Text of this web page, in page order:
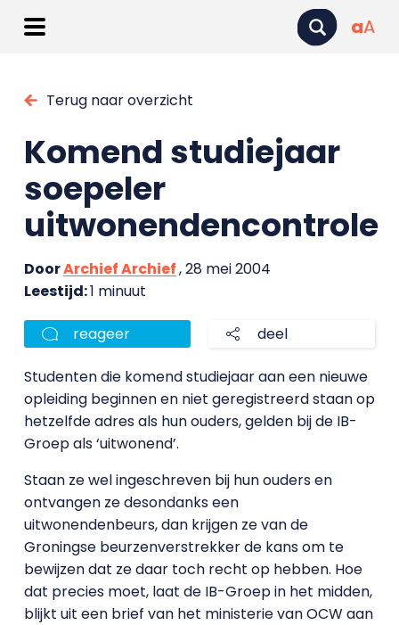
aA
Terug naar overzicht
Komend studiejaar
soepeler
uitwonendencontrole
DoorArchief Archief, 28 mei 2004
Leestijd:1 minuut
reageer deel
Studenten die komend studiejaar aan een nieuwe
opleiding beginnen en niet geregistreerd staan op
hetzelfde adres als hun ouders, gelden bij de IB-
Groep als ‘uitwonend’.
Staan ze wel ingeschreven bij hun ouders en
ontvangen ze desondanks een
uitwonendenbeurs, dan krijgen ze van de
Groningse beurzenverstrekker de kans om te
bewijzen dat ze daar toch recht op hebben. Hoe
dat precies moet, laat de IB-Groep in het midden,
blijkt uit een brief van het ministerie van OCW aan